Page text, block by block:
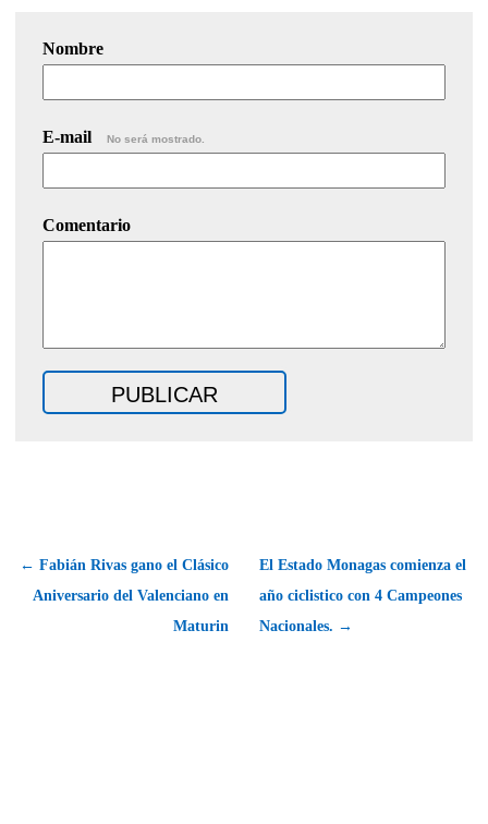
Nombre
E-mail No será mostrado.
Comentario
← Fabián Rivas gano el Clásico
Aniversario del Valenciano en
Maturin
El Estado Monagas comienza el
año ciclistico con 4 Campeones
Nacionales. →